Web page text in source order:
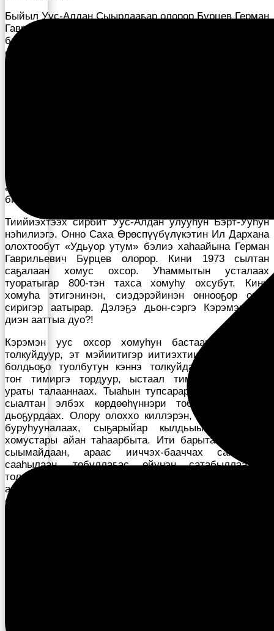
Быйыл Уус-Алдан Сыырдааҕар олорор Бурцев Герман
Гаврильевичка- Кэрэмэн Ууска ыалдьыттыыр
былааннаахпыт. Кини 50-ча сыл мунньуммут хомус
охсор уопутун, сатабылын үйэтитэр сыалтан,
алтынньы 5 күнүгэр сарсыарда эрдэттэн иккиэ буолан
барар буолан, сэмээр испэр хайгыыбын. Айаҥҥа
айаҕа аһыллар, сэргэх кэпсээнньит, онон суолу да
билбэккэ хаалааччыбыт.
Тиийиэхтээх сирбит Уус-Алдан улууһун Бэрт-Ууһун
нэһилиэгэ. Онно Саха Өрөспүүбүлүкэтин Ил Дархана
олохтообут «Удьуор утум» бэлиэ хаһаайына Герман
Гаврильевич Бурцев олорор. Кини 1973 сылтан
саҕалаан хомус охсор. Уһаммытын усталаах
туоратыгар 800-тэн тахса хомуһу охсубут. Кини
хомуһа этигэнинэн, сиэдэрэйинэн оннооҕор омук
сиригэр аатырар. Дэлэҕэ дьон-сэргэ Кэрэмэн уус
диэн ааттыа дуо?!
Кэрэмэн уус охсор хомуһун бастаан сыта-тура
толкуйдуур, эт мэйиитигэр иитиэхтиир.Онтон бото-
болдьоҕо туолбутун кэннэ толкуйдаабытын курдук
тоҥ тимиргэ тордуур, ыстаал тимиригэ ыллатар
ураты талааннаах. Тыаһын тупсарар, этигэн оҥорор
сыалтан элбэх көрдөөһүннэри тобулан таһаарар
дьоҕурдаах. Олору олоххо киллэрэн, дьикти-дьиибэ
буруһууналаах, сыҕарыйар кылдьыы тимирдээх
хомустары айан таһаарбыта. Ити барыта сыта-тура
сыымайдаан, араас ииччэх-бааччах санаалары
сааһылаан, тобуллаҕас өйүнэн сатабыллаахтык
толкуйдаан, ону тимиргэ эллээн таһаарыы манан
аҕай дьыала буолбатаҕа биллэр. Эмиэ Бүлүүтээҕи
сырыыбыт курдук, үлэ элбэх, бириэмэ ыгым диэн
ыһыах, быыстапка, бириис туруоруута, хомус атыыта